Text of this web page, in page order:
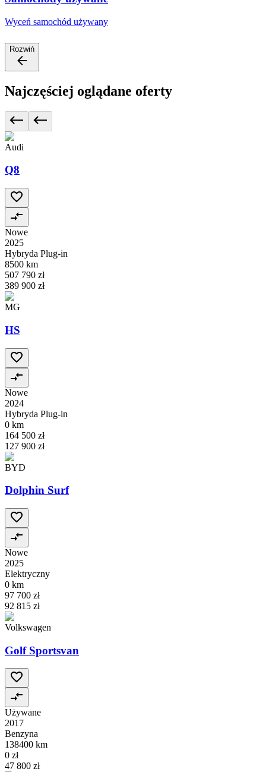
Wyceń samochód używany
Rozwiń
Najczęściej oglądane oferty
Audi
Q8
Nowe
2025
Hybryda Plug-in
8500 km
507 790 zł
389 900 zł
MG
HS
Nowe
2024
Hybryda Plug-in
0 km
164 500 zł
127 900 zł
BYD
Dolphin Surf
Nowe
2025
Elektryczny
0 km
97 700 zł
92 815 zł
Volkswagen
Golf Sportsvan
Używane
2017
Benzyna
138400 km
0 zł
47 800 zł